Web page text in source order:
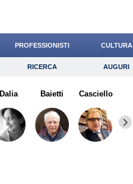
PROFESSIONISTI CULTURA
Ricerca Auguri
Economia Giornalista
RICERCA AUGURI
Dalia Baietti Casciello